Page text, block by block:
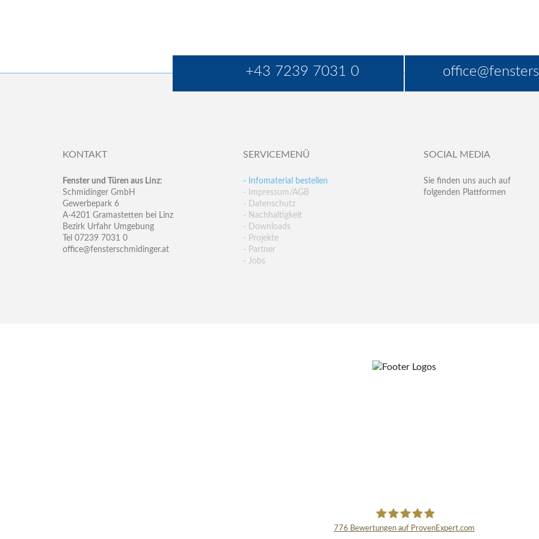
+43 7239 7031 0
KONTAKT
Fenster und Türen aus Linz:
Schmidinger GmbH
Gewerbepark 6
A-4201 Gramastetten bei Linz
Bezirk Urfahr Umgebung
Tel 07239 7031 0
office@fensterschmidinger.at
SERVICEMENÜ
- Infomaterial bestellen
- Impressum/AGB
- Datenschutz
- Nachhaltigkeit
- Downloads
- Projekte
- Partner
- Jobs
SOCIAL MEDIA
Sie finden uns auch auf
folgenden Plattformen
776 Bewertungen auf ProvenExpert.com